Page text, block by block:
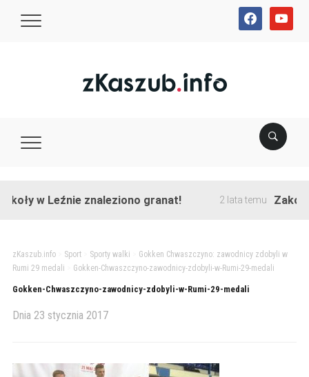
facebookyoutube
w Leźnie znaleziono granat! 2 lata temu
zKaszub.info> Sport> Sporty walki
Gokken Chwaszczyno: zawodnicy zdobyli w
Rumi 29 medali
Gokken-Chwaszczyno-zawodnicy-zdobyli-w-Rumi-29-medali
Gokken-Chwaszczyno-zawodnicy-zdobyli-w-Rumi-29-medali
Dnia 23 stycznia 2017